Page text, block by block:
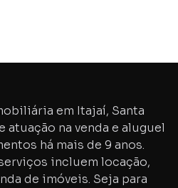
em Itajaí, Santa
atuação na venda e aluguel
há mais de 9 anos.
incluem locação,
de imóveis. Seja para